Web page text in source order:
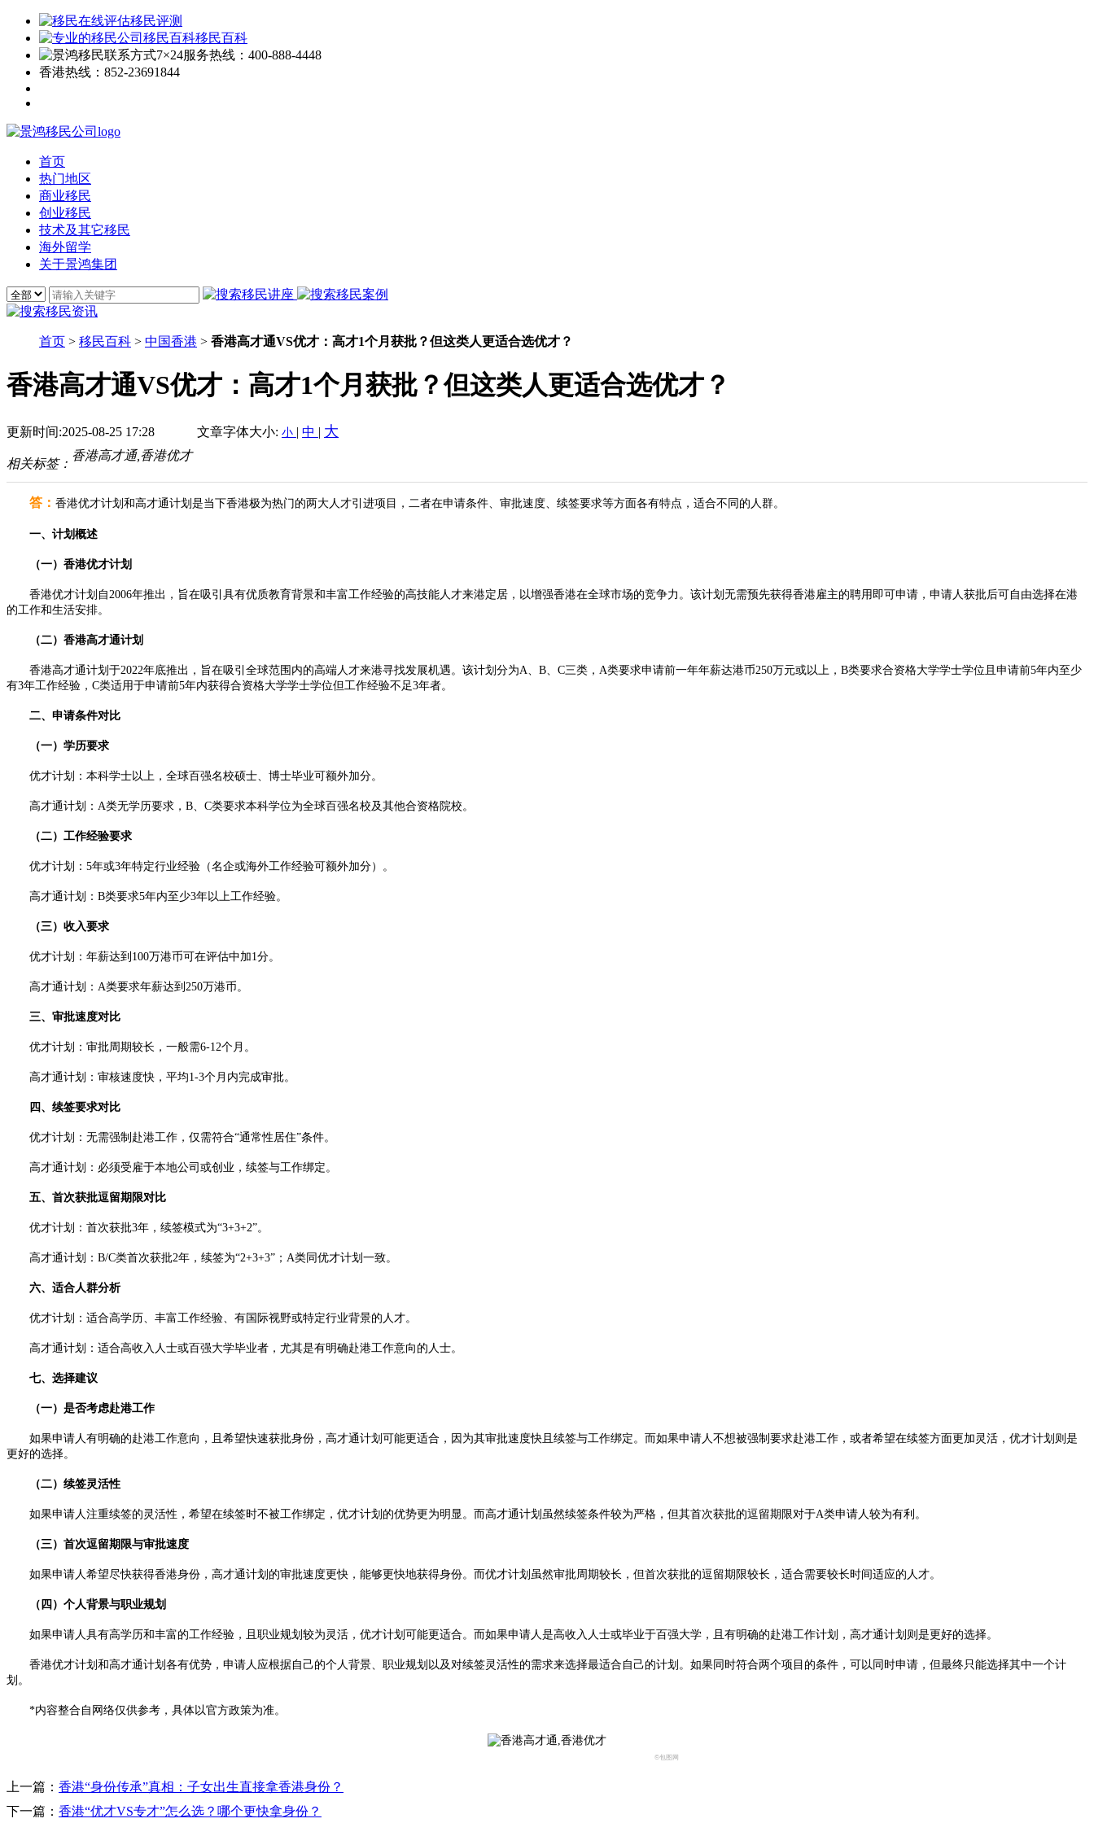
移民评测
移民百科
7×24服务热线： 400-888-4448
香港热线： 852-23691844
首页
热门地区
商业移民
创业移民
技术及其它移民
海外留学
关于景鸿集团
首页 > 移民百科 > 中国香港 > 香港高才通VS优才：高才1个月获批？但这类人更适合选优才？​
香港高才通VS优才：高才1个月获批？但这类人更适合选优才？​
更新时间:2025-08-25 17:28 文章字体大小: 小 | 中 | 大
相关标签：
香港高才通,香港优才
答： 香港优才计划和高才通计划是当下香港极为热门的两大人才引进项目，二者在申请条件、审批速度、续签要求等方面各有特点，适合不同的人群。
一、计划概述
（一）香港优才计划
香港优才计划自2006年推出，旨在吸引具有优质教育背景和丰富工作经验的高技能人才来港定居，以增强香港在全球市场的竞争力。该计划无需预先获得香港雇主的聘用即可申请，申请人获批后可自由选择在港
的工作和生活安排。
（二）香港高才通计划
香港高才通计划于2022年底推出，旨在吸引全球范围内的高端人才来港寻找发展机遇。该计划分为A、B、C三类，A类要求申请前一年年薪达港币250万元或以上，B类要求合资格大学学士学位且申请前5年内至少
有3年工作经验，C类适用于申请前5年内获得合资格大学学士学位但工作经验不足3年者。
二、申请条件对比
（一）学历要求
优才计划：本科学士以上，全球百强名校硕士、博士毕业可额外加分。
高才通计划：A类无学历要求，B、C类要求本科学位为全球百强名校及其他合资格院校。
（二）工作经验要求
优才计划：5年或3年特定行业经验（名企或海外工作经验可额外加分）。
高才通计划：B类要求5年内至少3年以上工作经验。
（三）收入要求
优才计划：年薪达到100万港币可在评估中加1分。
高才通计划：A类要求年薪达到250万港币。
三、审批速度对比
优才计划：审批周期较长，一般需6-12个月。
高才通计划：审核速度快，平均1-3个月内完成审批。
四、续签要求对比
优才计划：无需强制赴港工作，仅需符合“通常性居住”条件。
高才通计划：必须受雇于本地公司或创业，续签与工作绑定。
五、首次获批逗留期限对比
优才计划：首次获批3年，续签模式为“3+3+2”。
高才通计划：B/C类首次获批2年，续签为“2+3+3”；A类同优才计划一致。
六、适合人群分析
优才计划：适合高学历、丰富工作经验、有国际视野或特定行业背景的人才。
高才通计划：适合高收入人士或百强大学毕业者，尤其是有明确赴港工作意向的人士。
七、选择建议
（一）是否考虑赴港工作
如果申请人有明确的赴港工作意向，且希望快速获批身份，高才通计划可能更适合，因为其审批速度快且续签与工作绑定。而如果申请人不想被强制要求赴港工作，或者希望在续签方面更加灵活，优才计划则是
更好的选择。
（二）续签灵活性
如果申请人注重续签的灵活性，希望在续签时不被工作绑定，优才计划的优势更为明显。而高才通计划虽然续签条件较为严格，但其首次获批的逗留期限对于A类申请人较为有利。
（三）首次逗留期限与审批速度
如果申请人希望尽快获得香港身份，高才通计划的审批速度更快，能够更快地获得身份。而优才计划虽然审批周期较长，但首次获批的逗留期限较长，适合需要较长时间适应的人才。
（四）个人背景与职业规划
如果申请人具有高学历和丰富的工作经验，且职业规划较为灵活，优才计划可能更适合。而如果申请人是高收入人士或毕业于百强大学，且有明确的赴港工作计划，高才通计划则是更好的选择。
香港优才计划和高才通计划各有优势，申请人应根据自己的个人背景、职业规划以及对续签灵活性的需求来选择最适合自己的计划。如果同时符合两个项目的条件，可以同时申请，但最终只能选择其中一个计
划。
*内容整合自网络仅供参考，具体以官方政策为准。
©包图网
上一篇： 香港“身份传承”真相：子女出生直接拿香港身份？
下一篇： 香港“优才VS专才”怎么选？哪个更快拿身份？​